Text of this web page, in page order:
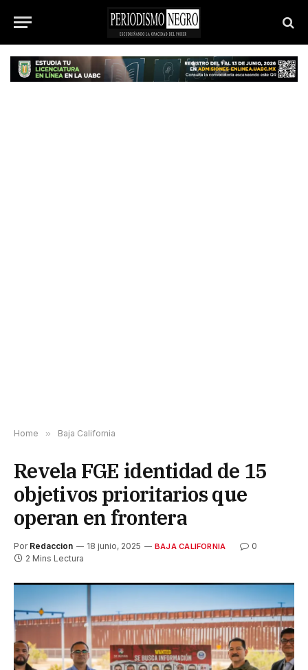
Home » Baja California
Revela FGE identidad de 15
objetivos prioritarios que
operan en frontera
Por Redaccion 18 junio, 2025 BAJA CALIFORNIA
0
2 Mins Lectura